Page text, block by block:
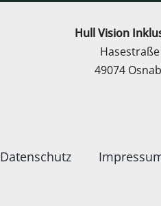
Hull Vision
49074
Datenschutz